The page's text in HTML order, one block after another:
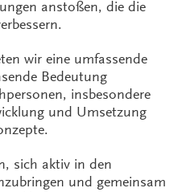
anstoßen, die die
wir eine umfassende
Bedeutung
insbesondere
und Umsetzung
sich aktiv in den
und gemeinsam